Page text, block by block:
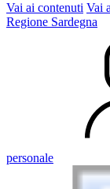
Vai ai contenuti Vai
Regione Sardegna
personale